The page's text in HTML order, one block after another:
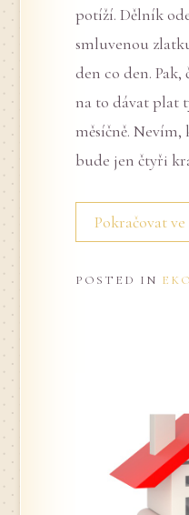
potíží. Dělník
smluvenou
den co den.
na to dávat plat
měsíčně.
bude jen čtyři
Pokračovat
POSTED IN